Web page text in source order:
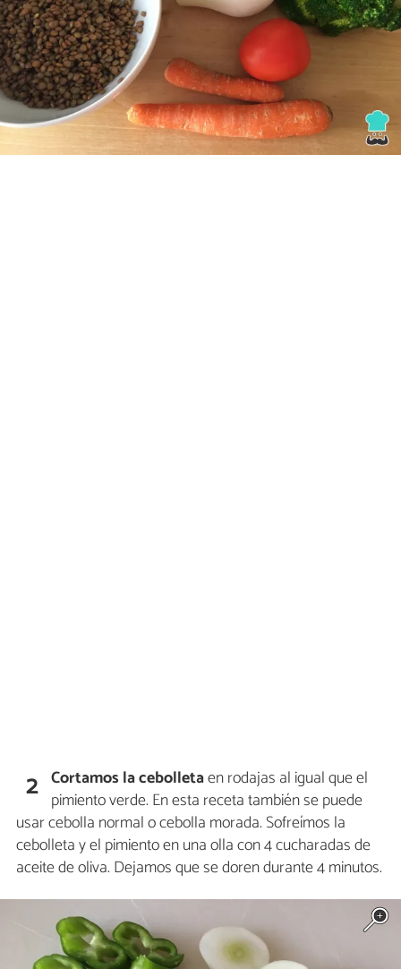
2 Cortamos la cebolletaen rodajas al igual que el
pimiento verde. En esta receta también se puede
usar cebolla normal o cebolla morada. Sofreímos la
cebolleta y el pimiento en una olla con 4 cucharadas de
aceite de oliva. Dejamos que se doren durante 4 minutos.